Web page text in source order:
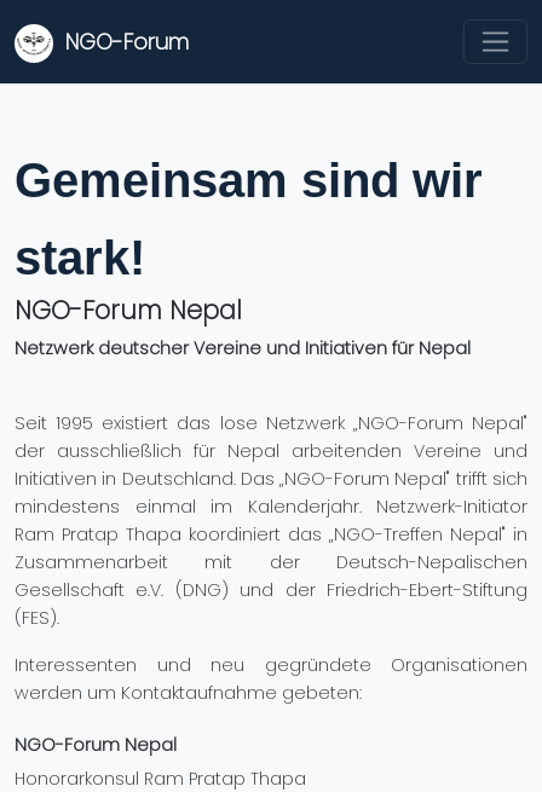
NGO-Forum
Gemeinsam sind wir
stark!
NGO-Forum Nepal
Netzwerk deutscher Vereine und Initiativen für Nepal
Seit 1995 existiert das lose Netzwerk „NGO-Forum Nepal"
der ausschließlich für Nepal arbeitenden Vereine und
Initiativen in Deutschland. Das „NGO-Forum Nepal" trifft sich
mindestens einmal im Kalenderjahr. Netzwerk-Initiator
Ram Pratap Thapa koordiniert das „NGO-Treffen Nepal" in
Zusammenarbeit mit der Deutsch-Nepalischen
Gesellschaft e.V. (DNG) und der Friedrich-Ebert-Stiftung
(FES).
Interessenten und neu gegründete Organisationen
werden um Kontaktaufnahme gebeten:
NGO-Forum Nepal
Honorarkonsul Ram Pratap Thapa